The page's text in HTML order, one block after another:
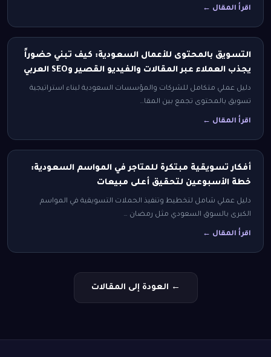
اقرأ المقال ←
التسويق بالمحتوى للأعمال السعودية: كيف تبني حضوراً
يجذب العملاء عبر المقالات والفيديو القصير وSEO العربي
دليل عملي متكامل للشركات والمؤسسات السعودية لبناء استراتيجية
تسويق بالمحتوى تجمع بين المقا…
اقرأ المقال ←
أفكار تسويقية مبتكرة للمتاجر في المواسم السعودية:
خطة الأسبوعين لتحقيق أعلى مبيعات
دليل عملي شامل لتخطيط وتنفيذ الحملات التسويقية في المواسم
الكبرى بالسوق السعودي مثل رمضان …
اقرأ المقال ←
← العودة إلى المقالات